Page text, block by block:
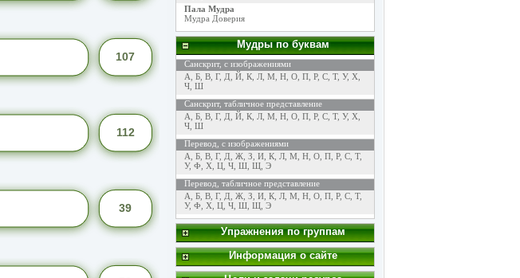
107
112
39
Пала Мудра
Мудра Доверия
Мудры по буквам
Санскрит, с изображениями
А Б, В, Г, Д Й, К, Л, М Н, О, П, Р, С, Т, У, Х
Ч, Ш
Санскрит, табличное представление
А Б, В, Г, Д Й, К, Л, М Н, О, П, Р, С, Т, У, Х
Ч, Ш
Перевод, с изображениями
А Б, В, Г, Д Ж, З И, К, Л, М Н, О, П, Р, С, Т,
У, Ф Х Ц, Ч, Ш, Щ, Э
Перевод, табличное представление
А Б, В, Г, Д Ж, З И, К, Л, М Н, О, П, Р, С, Т,
У, Ф Х Ц, Ч, Ш, Щ, Э
Упражнения по группам
Информация о сайте